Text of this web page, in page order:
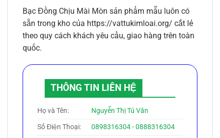
Bạc Đồng Chịu Mài Mòn sản phẩm mẫu luôn có
sẵn trong kho của https://vattukimloai.org/ cắt lẻ
theo quy cách khách yêu cầu, giao hàng trên toàn
quốc.
THÔNG TIN LIÊN HỆ
Họ và Tên:
Nguyễn Thị Tú Vân
Số Điện Thoại:
0898316304 - 0888316304